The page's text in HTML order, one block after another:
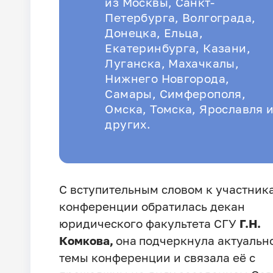
Петербурга, Волгограда,
Донецка, Ельца,
Екатеринбурга, Казани,
Луганска, Махачкалы,
Нижнего Новгорода,
Самары, Симферополя,
Омска, Томска, Ярославля и
других.
С вступительным словом к
конференции обратилась декан
юридического факультета СГУ Г.Н.
Комкова, она подчеркнула
темы конференции и связала её с